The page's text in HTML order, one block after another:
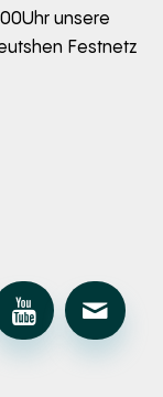
unsere
Festnetz